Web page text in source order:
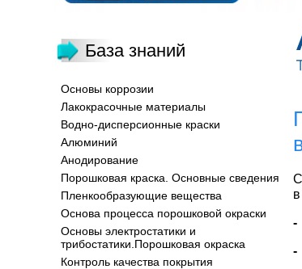
База знаний
Основы коррозии
Лакокрасочные материалы
Водно-дисперсионные краски
Алюминий
Анодирование
Порошковая краска. Основные сведения
Пленкообразующие вещества
Основа процесса порошковой окраски
Основы электростатики и
трибостатики.Порошковая окраска
Контроль качества покрытия
-
-